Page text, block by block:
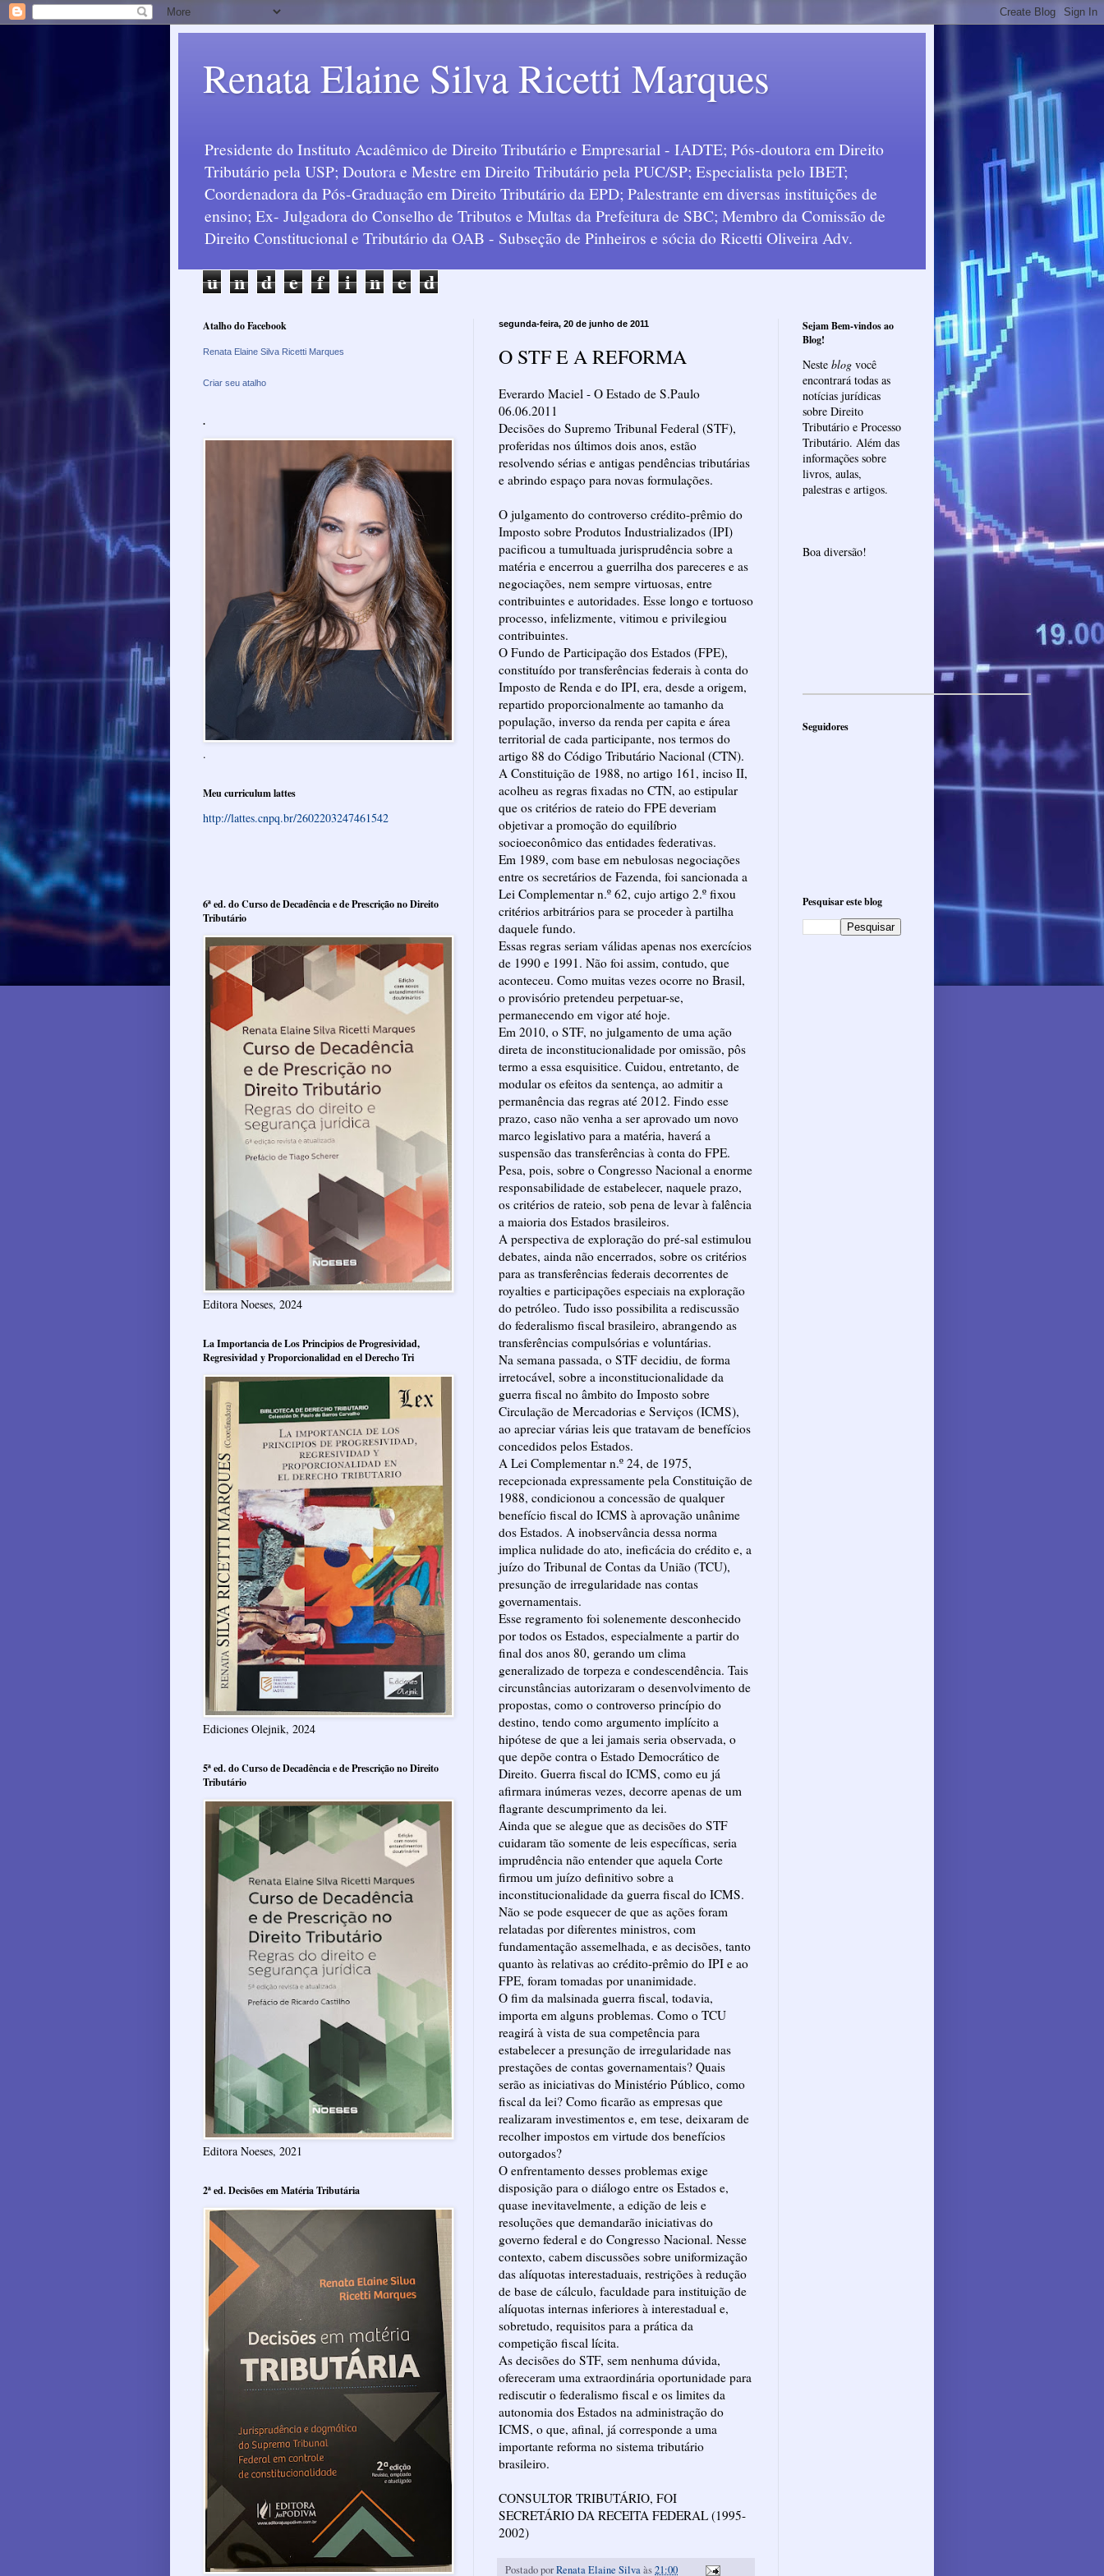
Renata Elaine Silva Ricetti Marques
Presidente do Instituto Acadêmico de Direito Tributário e Empresarial - IADTE; Pós-doutora em Direito
Tributário pela USP; Doutora e Mestre em Direito Tributário pela PUC/SP; Especialista pelo IBET;
Coordenadora da Pós-Graduação em Direito Tributário da EPD; Palestrante em diversas instituições de
ensino; Ex- Julgadora do Conselho de Tributos e Multas da Prefeitura de SBC; Membro da Comissão de
Direito Constitucional e Tributário da OAB - Subseção de Pinheiros e sócia do Ricetti Oliveira Adv.
u n d e f i n e d
segunda-feira, 20 de junho de 2011
O STF E A REFORMA
Everardo Maciel - O Estado de S.Paulo
06.06.2011
Decisões do Supremo Tribunal Federal (STF),
proferidas nos últimos dois anos, estão
resolvendo sérias e antigas pendências tributárias
e abrindo espaço para novas formulações.
O julgamento do controverso crédito-prêmio do
Imposto sobre Produtos Industrializados (IPI)
pacificou a tumultuada jurisprudência sobre a
matéria e encerrou a guerrilha dos pareceres e as
negociações, nem sempre virtuosas, entre
contribuintes e autoridades. Esse longo e tortuoso
processo, infelizmente, vitimou e privilegiou
contribuintes.
O Fundo de Participação dos Estados (FPE),
constituído por transferências federais à conta do
Imposto de Renda e do IPI, era, desde a origem,
repartido proporcionalmente ao tamanho da
população, inverso da renda per capita e área
territorial de cada participante, nos termos do
artigo 88 do Código Tributário Nacional (CTN).
A Constituição de 1988, no artigo 161, inciso II,
acolheu as regras fixadas no CTN, ao estipular
que os critérios de rateio do FPE deveriam
objetivar a promoção do equilíbrio
socioeconômico das entidades federativas.
Em 1989, com base em nebulosas negociações
entre os secretários de Fazenda, foi sancionada a
Lei Complementar n.º 62, cujo artigo 2.º fixou
critérios arbitrários para se proceder à partilha
daquele fundo.
Essas regras seriam válidas apenas nos exercícios
de 1990 e 1991. Não foi assim, contudo, que
aconteceu. Como muitas vezes ocorre no Brasil,
o provisório pretendeu perpetuar-se,
permanecendo em vigor até hoje.
Em 2010, o STF, no julgamento de uma ação
direta de inconstitucionalidade por omissão, pôs
termo a essa esquisitice. Cuidou, entretanto, de
modular os efeitos da sentença, ao admitir a
permanência das regras até 2012. Findo esse
prazo, caso não venha a ser aprovado um novo
marco legislativo para a matéria, haverá a
suspensão das transferências à conta do FPE.
Pesa, pois, sobre o Congresso Nacional a enorme
responsabilidade de estabelecer, naquele prazo,
os critérios de rateio, sob pena de levar à falência
a maioria dos Estados brasileiros.
A perspectiva de exploração do pré-sal estimulou
debates, ainda não encerrados, sobre os critérios
para as transferências federais decorrentes de
royalties e participações especiais na exploração
do petróleo. Tudo isso possibilita a rediscussão
do federalismo fiscal brasileiro, abrangendo as
transferências compulsórias e voluntárias.
Na semana passada, o STF decidiu, de forma
irretocável, sobre a inconstitucionalidade da
guerra fiscal no âmbito do Imposto sobre
Circulação de Mercadorias e Serviços (ICMS),
ao apreciar várias leis que tratavam de benefícios
concedidos pelos Estados.
A Lei Complementar n.º 24, de 1975,
recepcionada expressamente pela Constituição de
1988, condicionou a concessão de qualquer
benefício fiscal do ICMS à aprovação unânime
dos Estados. A inobservância dessa norma
implica nulidade do ato, ineficácia do crédito e, a
juízo do Tribunal de Contas da União (TCU),
presunção de irregularidade nas contas
governamentais.
Esse regramento foi solenemente desconhecido
por todos os Estados, especialmente a partir do
final dos anos 80, gerando um clima
generalizado de torpeza e condescendência. Tais
circunstâncias autorizaram o desenvolvimento de
propostas, como o controverso princípio do
destino, tendo como argumento implícito a
hipótese de que a lei jamais seria observada, o
que depõe contra o Estado Democrático de
Direito. Guerra fiscal do ICMS, como eu já
afirmara inúmeras vezes, decorre apenas de um
flagrante descumprimento da lei.
Ainda que se alegue que as decisões do STF
cuidaram tão somente de leis específicas, seria
imprudência não entender que aquela Corte
firmou um juízo definitivo sobre a
inconstitucionalidade da guerra fiscal do ICMS.
Não se pode esquecer de que as ações foram
relatadas por diferentes ministros, com
fundamentação assemelhada, e as decisões, tanto
quanto às relativas ao crédito-prêmio do IPI e ao
FPE, foram tomadas por unanimidade.
O fim da malsinada guerra fiscal, todavia,
importa em alguns problemas. Como o TCU
reagirá à vista de sua competência para
estabelecer a presunção de irregularidade nas
prestações de contas governamentais? Quais
serão as iniciativas do Ministério Público, como
fiscal da lei? Como ficarão as empresas que
realizaram investimentos e, em tese, deixaram de
recolher impostos em virtude dos benefícios
outorgados?
O enfrentamento desses problemas exige
disposição para o diálogo entre os Estados e,
quase inevitavelmente, a edição de leis e
resoluções que demandarão iniciativas do
governo federal e do Congresso Nacional. Nesse
contexto, cabem discussões sobre uniformização
das alíquotas interestaduais, restrições à redução
de base de cálculo, faculdade para instituição de
alíquotas internas inferiores à interestadual e,
sobretudo, requisitos para a prática da
competição fiscal lícita.
As decisões do STF, sem nenhuma dúvida,
ofereceram uma extraordinária oportunidade para
rediscutir o federalismo fiscal e os limites da
autonomia dos Estados na administração do
ICMS, o que, afinal, já corresponde a uma
importante reforma no sistema tributário
brasileiro.
CONSULTOR TRIBUTÁRIO, FOI
SECRETÁRIO DA RECEITA FEDERAL (1995-
2002)
Postado porRenata Elaine Silvaàs21:00
Atalho do Facebook
Renata Elaine Silva Ricetti Marques
Criar seu atalho
.
.
Meu curriculum lattes
http://lattes.cnpq.br/2602203247461542
6ª ed. do Curso de Decadência e de Prescrição no Direito
Tributário
Editora Noeses, 2024
La Importancia de Los Principios de Progresividad,
Regresividad y Proporcionalidad en el Derecho Tri
Ediciones Olejnik, 2024
5ª ed. do Curso de Decadência e de Prescrição no Direito
Tributário
Editora Noeses, 2021
2ª ed. Decisões em Matéria Tributária
Sejam Bem-vindos ao
Blog!
Neste blog você
encontrará todas as
notícias jurídicas
sobre Direito
Tributário e Processo
Tributário. Além das
informações sobre
livros, aulas,
palestras e artigos.
Boa diversão!
Seguidores
Pesquisar este blog